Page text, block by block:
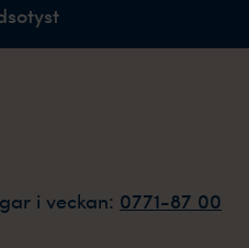
i veckan: 0771-87 00